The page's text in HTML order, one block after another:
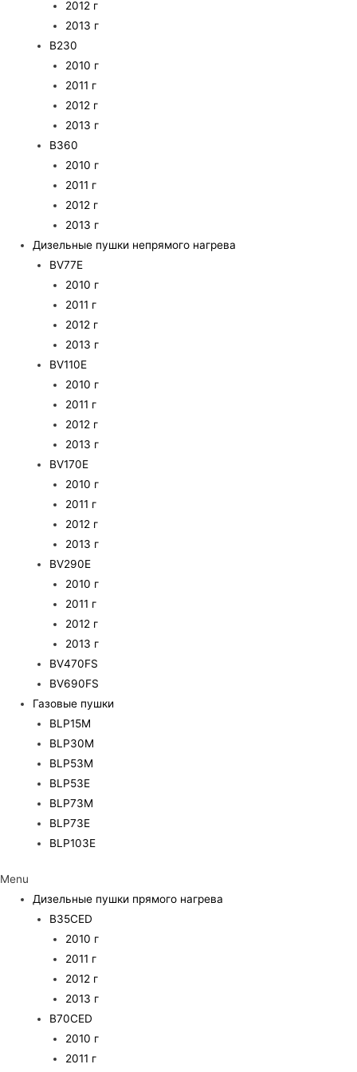
2012 г
2013 г
B230
2010 г
2011 г
2012 г
2013 г
B360
2010 г
2011 г
2012 г
2013 г
Дизельные пушки непрямого нагрева
BV77E
2010 г
2011 г
2012 г
2013 г
BV110E
2010 г
2011 г
2012 г
2013 г
BV170E
2010 г
2011 г
2012 г
2013 г
BV290E
2010 г
2011 г
2012 г
2013 г
BV470FS
BV690FS
Газовые пушки
BLP15M
BLP30M
BLP53M
BLP53E
BLP73M
BLP73E
BLP103E
Menu
Дизельные пушки прямого нагрева
B35CED
2010 г
2011 г
2012 г
2013 г
B70CED
2010 г
2011 г